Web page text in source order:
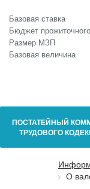
Базовая ставка
Бюджет
Размер МЗП
Базовая величина
ПОСТАТЕЙНЫЙ
ТРУДОВОГО
О